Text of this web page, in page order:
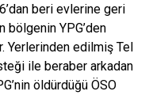
beri evlerine geri
bölgenin YPG’den
Yerlerinden edilmiş Tel
ile beraber arkadan
öldürdüğü ÖSO